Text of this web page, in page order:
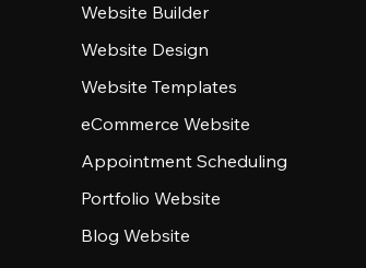
Website Builder
Website Design
Website Templates
eCommerce Website
Appointment Scheduling
Portfolio Website
Blog Website